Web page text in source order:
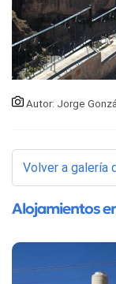
Autor: Jorge
Volver a galería
Alojamientos